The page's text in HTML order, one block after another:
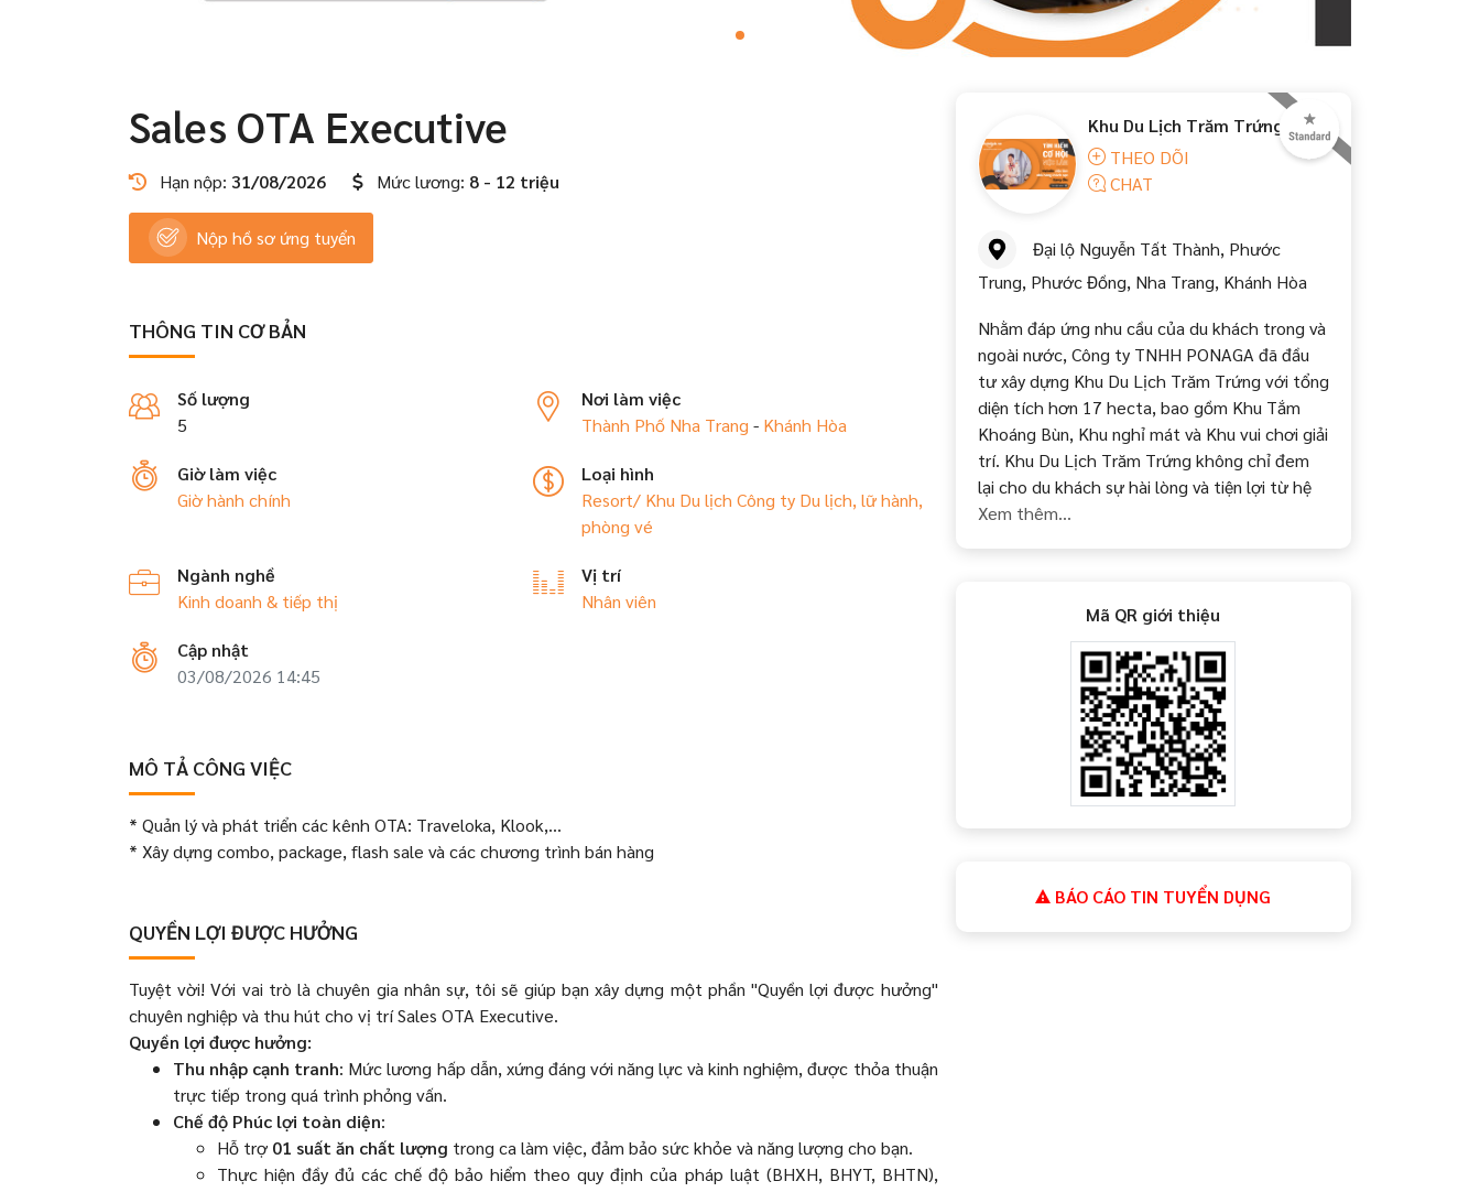
Sales OTA Executive
Hạn nộp: 31/08/2026 Mức lương: 8 - 12 triệu
Nộp hồ sơ ứng tuyển
THÔNG TIN CƠ BẢN
Số lượng
5
Nơi làm việc
Thành Phố Nha Trang - Khánh Hòa
Giờ làm việc
Giờ hành chính
Loại hình
Resort/ Khu Du lịchCông ty Du lịch, lữ hành,
phòng vé
Ngành nghề
Kinh doanh & tiếp thị
Vị trí
Nhân viên
Cập nhật
03/08/2026 14:45
MÔ TẢ CÔNG VIỆC
* Quản lý và phát triển các kênh OTA: Traveloka, Klook,…
* Xây dựng combo, package, flash sale và các chương trình bán hàng
QUYỀN LỢI ĐƯỢC HƯỞNG
Tuyệt vời! Với vai trò là chuyên gia nhân sự, tôi sẽ giúp bạn xây dựng một phần "Quyền lợi được hưởng"
chuyên nghiệp và thu hút cho vị trí Sales OTA Executive.
Quyền lợi được hưởng:
Thu nhập cạnh tranh: Mức lương hấp dẫn, xứng đáng với năng lực và kinh nghiệm, được thỏa thuận
trực tiếp trong quá trình phỏng vấn.
Chế độ Phúc lợi toàn diện:
Hỗ trợ 01 suất ăn chất lượng trong ca làm việc, đảm bảo sức khỏe và năng lượng cho bạn.
Thực hiện đầy đủ các chế độ bảo hiểm theo quy định của pháp luật (BHXH, BHYT, BHTN),
Khu Du Lịch Trăm Trứng
THEO DÕI
CHAT
Đại lộ Nguyễn Tất Thành, Phước
Trung, Phước Đồng, Nha Trang, Khánh Hòa
Nhằm đáp ứng nhu cầu của du khách trong và
ngoài nước, Công ty TNHH PONAGA đã đầu
tư xây dựng Khu Du Lịch Trăm Trứng với tổng
diện tích hơn 17 hecta, bao gồm Khu Tắm
Khoáng Bùn, Khu nghỉ mát và Khu vui chơi giải
trí. Khu Du Lịch Trăm Trứng không chỉ đem
lại cho du khách sự hài lòng và tiện lợi từ hệ
Xem thêm...
Mã QR giới thiệu
BÁO CÁO TIN TUYỂN DỤNG